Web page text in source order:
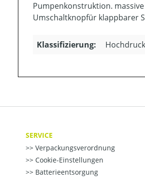
Pumpenkonstruktion.
Umschaltknopfür klappbarer
Klassifizierung:
SERVICE
Verpackungsverordnung
Cookie-Einstellungen
Batterieentsorgung